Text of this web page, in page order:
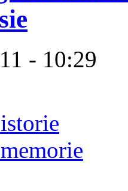
- 10:29